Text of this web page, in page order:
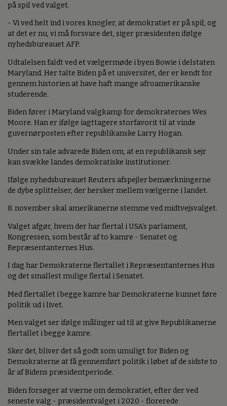
på spil ved valget.
- Vi ved helt ind i vores knogler, at demokratiet er på spil, og
at det er nu, vi må forsvare det, siger præsidenten ifølge
nyhedsbureauet AFP.
Udtalelsen faldt ved et vælgermøde i byen Bowie i delstaten
Maryland. Her talte Biden på et universitet, der er kendt for
gennem historien at have haft mange afroamerikanske
studerende.
Biden fører i Maryland valgkamp for demokraternes Wes
Moore. Han er ifølge iagttagere storfavorit til at vinde
guvernørposten efter republikanske Larry Hogan.
Under sin tale advarede Biden om, at en republikansk sejr
kan svække landes demokratiske institutioner.
Ifølge nyhedsbureauet Reuters afspejler bemærkningerne
de dybe splittelser, der hersker mellem vælgerne i landet.
8. november skal amerikanerne stemme ved midtvejsvalget.
Valget afgør, hvem der har flertal i USA's parlament,
Kongressen, som består af to kamre - Senatet og
Repræsentanternes Hus.
I dag har Demokraterne flertallet i Repræsentanternes Hus
og det smallest mulige flertal i Senatet.
Med flertallet i begge kamre har Demokraterne kunnet føre
politik ud i livet.
Men valget ser ifølge målinger ud til at give Republikanerne
flertallet i begge kamre.
Sker det, bliver det så godt som umuligt for Biden og
Demokraterne at få gennemført politik i løbet af de sidste to
år af Bidens præsidentperiode.
Biden forsøger at værne om demokratiet, efter der ved
seneste valg - præsidentvalget i 2020 - florerede